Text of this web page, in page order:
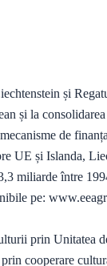
și
și la
de
UE și Islanda,
miliarde între
pe:
prin Unitatea
cooperare